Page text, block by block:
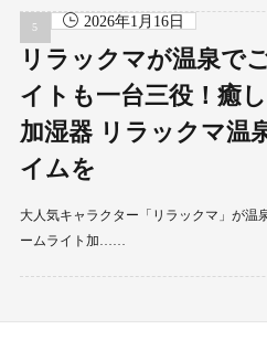
2026年1月16日
リラックマが温泉で
イトも一台三役！癒
加湿器 リラックマ温
イムを
大人気キャラクター「リラックマ」が温
ームライト加……